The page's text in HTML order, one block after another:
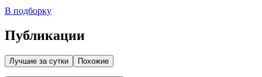
В подборку
Публикации
Лучшие за сутки Похожие